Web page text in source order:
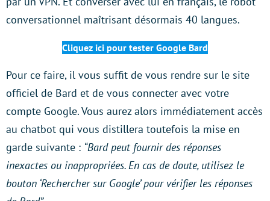
conversationnel maîtrisant désormais 40 langues.
Cliquez ici pour tester Google Bard
Pour ce faire, il vous suffit de vous rendre sur le site
officiel de Bard et de vous connecter avec votre
compte Google. Vous aurez alors immédiatement accès
au chatbot qui vous distillera toutefois la mise en
garde suivante : “Bard peut fournir des réponses
inexactes ou inappropriées. En cas de doute, utilisez le
bouton ‘Rechercher sur Google’ pour vérifier les réponses